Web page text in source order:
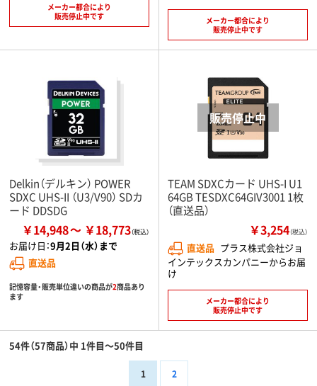
メーカー都合により
販売停止中です
メーカー都合により
販売停止中です
Delkin（デルキン） POWER
SDXC UHS-II （U3/V90） SDカ
ード DDSDG
￥14,948 ￥18,773
お届け日：9月2日（水）まで
直送品
記憶容量・販売単位違いの商品が2商品あり
ます
TEAM SDXCカード UHS-I U1
64GB TESDXC64GIV3001 1枚
（直送品）
￥3,254（税込）
直送品 プラス株式会社ジョ
インテックスカンパニーからお届
け
メーカー都合により
販売停止中です
54件（57商品）中 1件目～50件目
1 2